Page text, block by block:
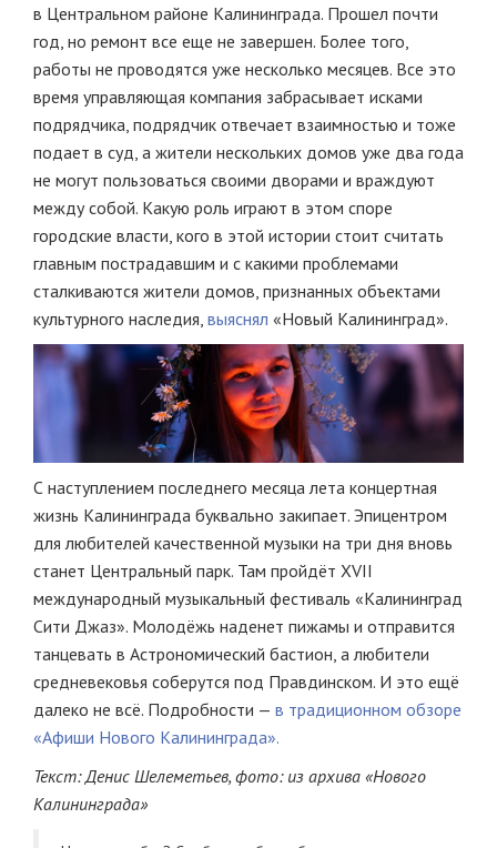
в Центральном районе Калининграда. Прошел почти
год, но ремонт все еще не завершен. Более того,
работы не проводятся уже несколько месяцев. Все это
время управляющая компания забрасывает исками
подрядчика, подрядчик отвечает взаимностью и тоже
подает в суд, а жители нескольких домов уже два года
не могут пользоваться своими дворами и враждуют
между собой. Какую роль играют в этом споре
городские власти, кого в этой истории стоит считать
главным пострадавшим и с какими проблемами
сталкиваются жители домов, признанных объектами
культурного наследия, выяснял «Новый Калининград».
С наступлением последнего месяца лета концертная
жизнь Калининграда буквально закипает. Эпицентром
для любителей качественной музыки на три дня вновь
станет Центральный парк. Там пройдёт XVII
международный музыкальный фестиваль «Калининград
Сити Джаз». Молодёжь наденет пижамы и отправится
танцевать в Астрономический бастион, а любители
средневековья соберутся под Правдинском. И это ещё
далеко не всё. Подробности — в традиционном обзоре
«Афиши Нового Калининграда».
Текст: Денис Шелеметьев, фото: из архива «Нового
Калининграда»